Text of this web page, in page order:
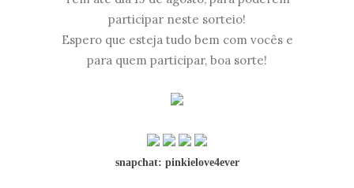
participar neste sorteio!
Espero que esteja tudo bem com vocês e
para quem participar, boa sorte!
snapchat: pinkielove4ever